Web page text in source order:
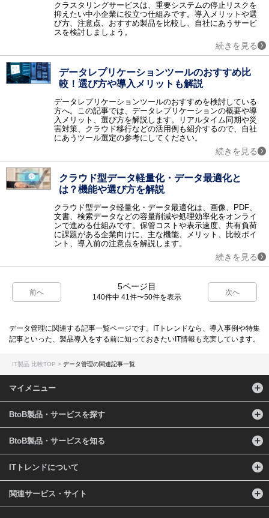
生体認証 / 電子認証 / シングルサインオン / ワンタイムパスワード / ID管理 / 電子署名 / 時刻認証 / 特権ID管理 / PKI認証 / 電話認証・SMS認証 / 多要素認証（MFA）ツール / CIAM / ISO認証 / ISMS認証機関 / IDaaS
アウトソーシング
研修
金融サービス
適性検査 / 採用コンサルティング / 採用アウトソーシング / 新卒紹介 / 採用イベント
IT導入補助金
その他
スマートデバイス連携システム / GoogleApps導入支援 / 安否確認システム / アンケートシステム / 文書電子化 / 物品管理 / 化学物質管理システム / 運行管理システム / 受付システム / グループウェア導入支援 / リモートコントロール（遠隔操作） / デジタルサイネージ / 分散処理（HPCクラスタ） / 知的財産管理 / デジタル著作権管理（DRM） / e文書ソリューション / 保育園・幼稚園システム / セキュリティ特集 / 賃貸管理ソフト / ホームページ制作 / コラム / テレワーク特集 / テレワーク特集_ネオキャリア / アノテーション / ワークブース / 動作解析ソリューション / ビジネスマッチングサービス / 内部統制ツール
調査レポート
クラスタリングサービスは、重要システムの停止リスクを
抑えたい中小企業に役立つ仕組みです。導入メリットや選
び方、注意点、おすすめ製品を比較し、自社にあうサービ
スを検討しましょう。
続きを見る
データレプリケーションツールのおすすめ比
較！選び方や導入メリットも解説
データレプリケーションツールのおすすめを検討している
方へ。この記事では、データレプリケーションの概要や導
入メリット、選び方を解説します。リアルタイム同期や災
害対策、クラウド移行などの活用例も紹介するので、自社
にあうツール選定の参考にしてください。
続きを見る
クラウド型データ軽量化・データ最適化と
は？機能や選び方を解説
クラウド型データ軽量化・データ最適化は、画像、PDF、
文書、検索データなどの容量削減や処理効率化をオンライ
ンで進める仕組みです。保管コストや表示速度、共有負荷
に課題がある企業向けに、主な機能、メリット、比較ポイ
ント、導入前の注意点を解説します。
続きを見る
前へ
5ページ目
140件中 41件〜50件を表示
次へ
データ管理に関連する記事一覧ページです。ITトレンドなら、導入事例や特集
記事といった、製品導入をする前に知っておきたいIT情報も充実しています。
IT製品 比較TOP データ管理の関連記事一覧
マイメニュー
BtoB製品・サービスを探す
BtoB製品・サービスを知る
ITトレンドについて
関連サービス・サイト